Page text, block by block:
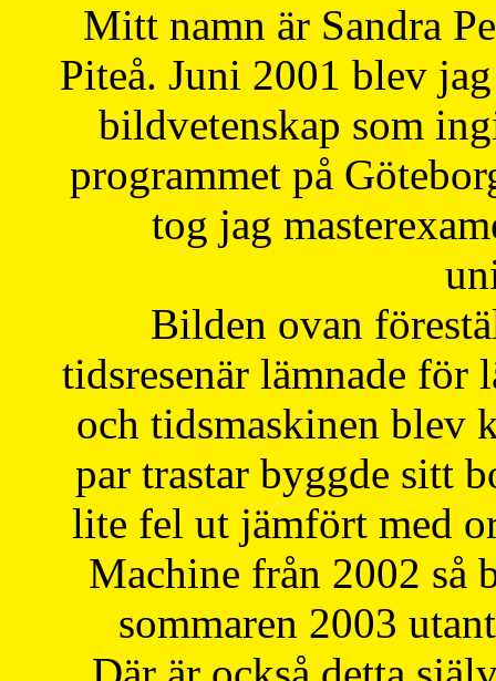
Mitt namn är Sandra
Piteå. Juni 2001 blev
bildvetenskap som
programmet på
tog jag
Bilden ovan
tidsresenär lämnade för
och tidsmaskinen blev
par trastar byggde sitt
lite fel ut jämfört med
Machine från 2002 så
sommaren 2003